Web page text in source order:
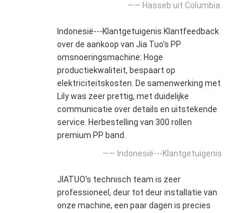
—— Hasseb uit Columbia.
Indonesië---Klantgetuigenis Klantfeedback
over de aankoop van Jia Tuo's PP
omsnoeringsmachine: Hoge
productiekwaliteit, bespaart op
elektriciteitskosten. De samenwerking met
Lily was zeer prettig, met duidelijke
communicatie over details en uitstekende
service. Herbestelling van 300 rollen
premium PP band.
—— Indonesië---Klantgetuigenis
JIATUO's technisch team is zeer
professioneel, deur tot deur installatie van
onze machine, een paar dagen is precies